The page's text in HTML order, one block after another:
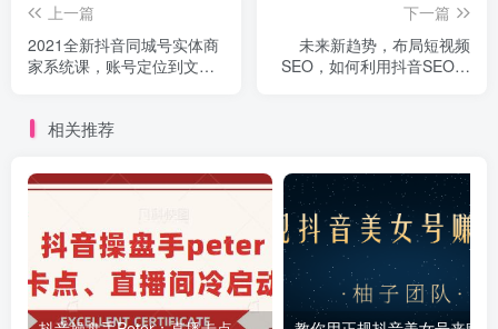
上一篇
2021全新抖音同城号实体商
家系统课，账号定位到文案
下一篇
未来新趋势，布局短视频
SEO，如何利用抖音SEO免
相关推荐